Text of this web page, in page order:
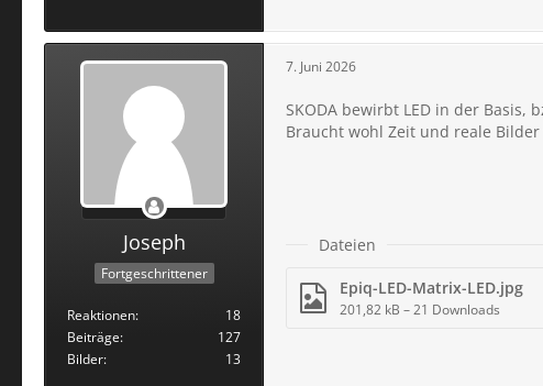
Joseph
Fortgeschrittener
Reaktionen
18
Beiträge
127
Bilder
13
7. Juni 2026
SKODA bewirbt LED in der Basis,
Braucht wohl Zeit und reale Bilder
Dateien
Epiq-LED-Matrix-LED.jpg
201,82 kB – 21 Downloads